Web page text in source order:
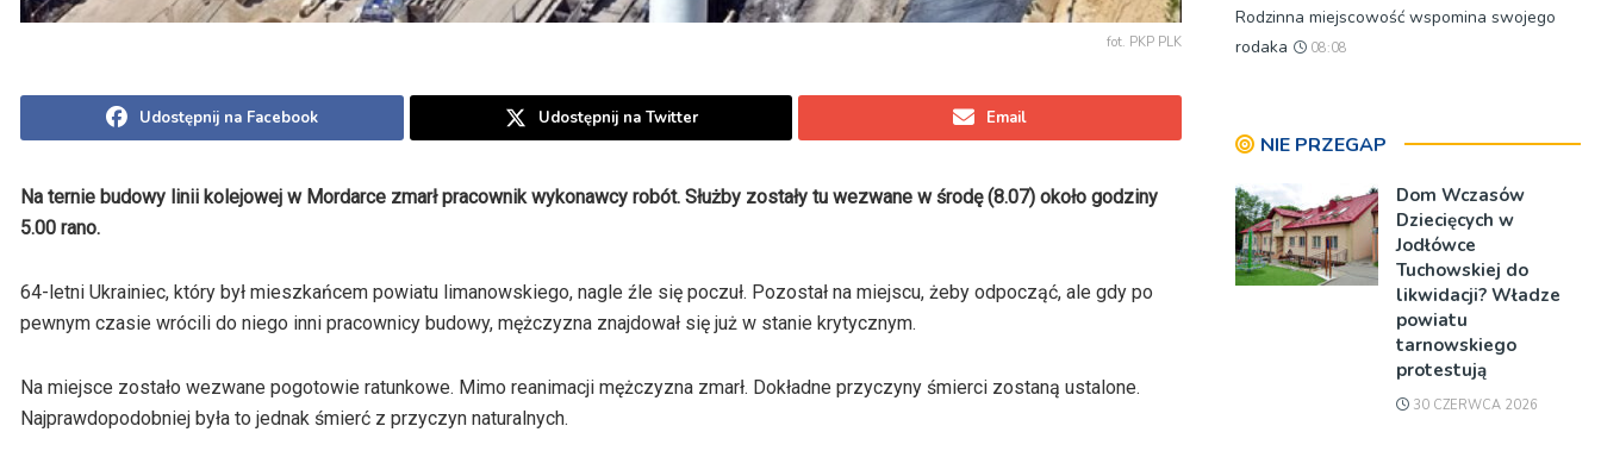
fot. PKP PLK
Udostępnij na Facebook Udostępnij na Twitter Email
Na ternie budowy linii kolejowej w Mordarce zmarł pracownik wykonawcy robót. Służby zostały tu wezwane w środę (8.07) około godziny
5.00 rano.
64-letni Ukrainiec, który był mieszkańcem powiatu limanowskiego, nagle źle się poczuł. Pozostał na miejscu, żeby odpocząć, ale gdy po
pewnym czasie wrócili do niego inni pracownicy budowy, mężczyzna znajdował się już w stanie krytycznym.
Na miejsce zostało wezwane pogotowie ratunkowe. Mimo reanimacji mężczyzna zmarł. Dokładne przyczyny śmierci zostaną ustalone.
Najprawdopodobniej była to jednak śmierć z przyczyn naturalnych.
Rodzinna miejscowość wspomina swojego
rodaka
08:08
NIE PRZEGAP
Dom Wczasów
Dziecięcych w
Jodłówce
Tuchowskiej do
likwidacji? Władze
powiatu
tarnowskiego
protestują
30 CZERWCA 2026